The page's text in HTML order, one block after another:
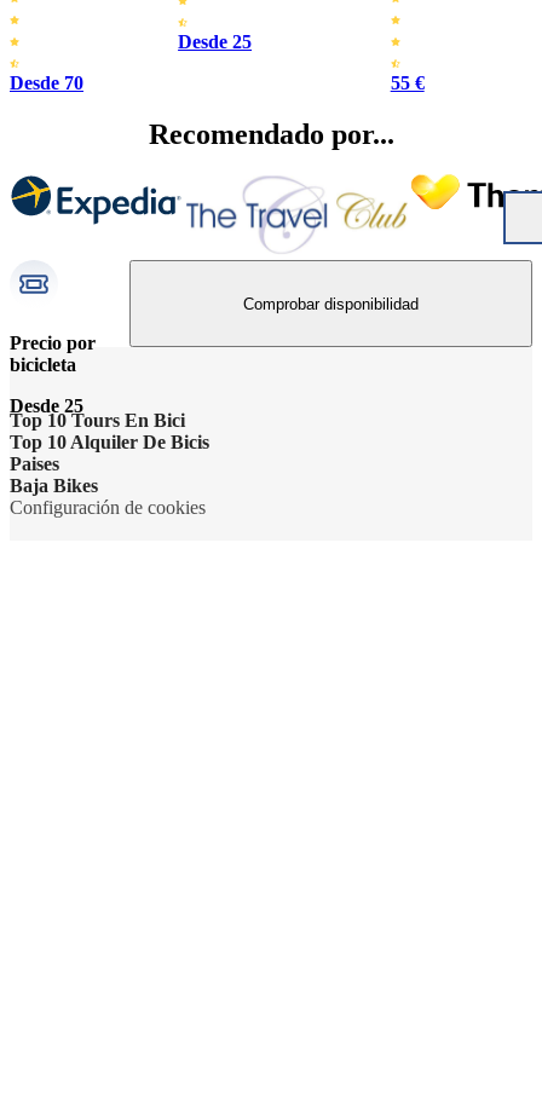
Desde 70
Desde 25
55 €
Recomendado por...
Precio por
bicicleta
Desde 25
Comprobar disponibilidad
Top 10 Tours En Bici
Lo más destacado de Ámsterdam
Barcelona imprescindible
Top 10 Alquiler De Bicis
Alquiler de bicicletas Ámsterdam
Paises
Italia
Baja Bikes
Configuración de cookies